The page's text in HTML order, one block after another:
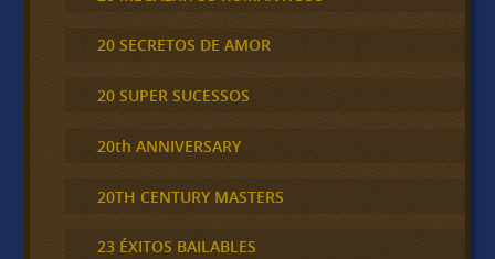
20 SECRETOS DE AMOR
20 SUPER SUCESSOS
20th ANNIVERSARY
20TH CENTURY MASTERS
23 ÉXITOS BAILABLES